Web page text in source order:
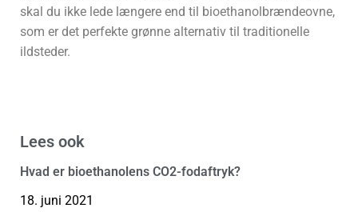
skal du ikke lede længere end til bioethanolbrændeovne,
som er det perfekte grønne alternativ til traditionelle
ildsteder.
Lees ook
Hvad er bioethanolens CO2-fodaftryk?
18. juni 2021